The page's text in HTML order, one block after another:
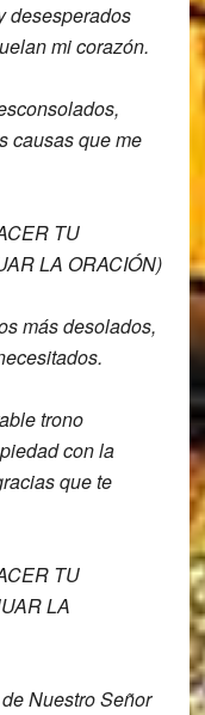
desesperados
mi corazón.
causas que me
TU
LA ORACIÓN)
másdesolados,
trono
con la
que te
TU
LA
Nuestro Señor